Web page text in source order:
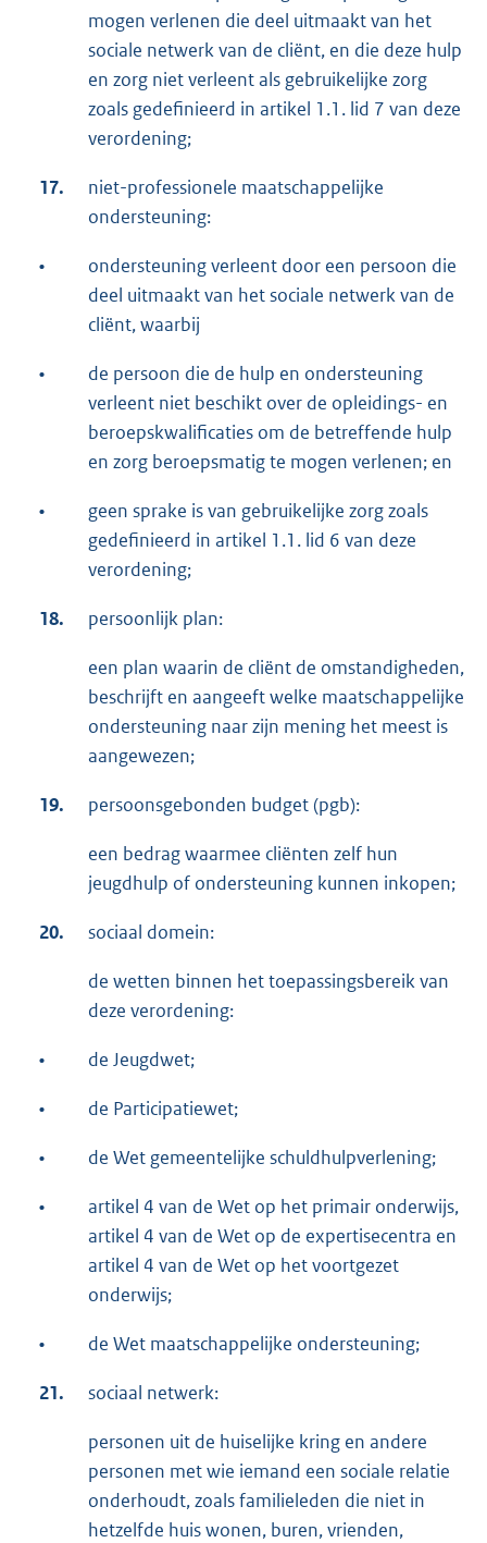
mogen verlenen die deel uitmaakt van het
sociale netwerk van de cliënt, en die deze hulp
en zorg niet verleent als gebruikelijke zorg
zoals gedefinieerd in artikel 1.1. lid 7 van deze
verordening;
17.
niet-professionele maatschappelijke
ondersteuning:
•
ondersteuning verleent door een persoon die
deel uitmaakt van het sociale netwerk van de
cliënt, waarbij
•
de persoon die de hulp en ondersteuning
verleent niet beschikt over de opleidings- en
beroepskwalificaties om de betreffende hulp
en zorg beroepsmatig te mogen verlenen; en
•
geen sprake is van gebruikelijke zorg zoals
gedefinieerd in artikel 1.1. lid 6 van deze
verordening;
18. persoonlijk plan:
een plan waarin de cliënt de omstandigheden,
beschrijft en aangeeft welke maatschappelijke
ondersteuning naar zijn mening het meest is
aangewezen;
19. persoonsgebonden budget (pgb):
een bedrag waarmee cliënten zelf hun
jeugdhulp of ondersteuning kunnen inkopen;
20. sociaal domein:
de wetten binnen het toepassingsbereik van
deze verordening:
• de Jeugdwet;
• de Participatiewet;
• de Wet gemeentelijke schuldhulpverlening;
•
artikel 4 van de Wet op het primair onderwijs,
artikel 4 van de Wet op de expertisecentra en
artikel 4 van de Wet op het voortgezet
onderwijs;
• de Wet maatschappelijke ondersteuning;
21. sociaal netwerk:
personen uit de huiselijke kring en andere
personen met wie iemand een sociale relatie
onderhoudt, zoals familieleden die niet in
hetzelfde huis wonen, buren, vrienden,